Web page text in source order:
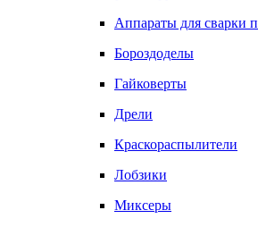
Аппараты для сварки
Бороздоделы
Гайковерты
Дрели
Краскораспылители
Лобзики
Миксеры